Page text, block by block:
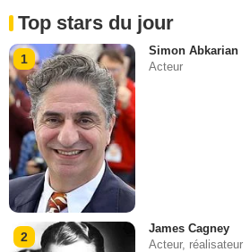
Top stars du jour
1
Simon Abkarian
Acteur
2
James Cagney
Acteur, réalisateur